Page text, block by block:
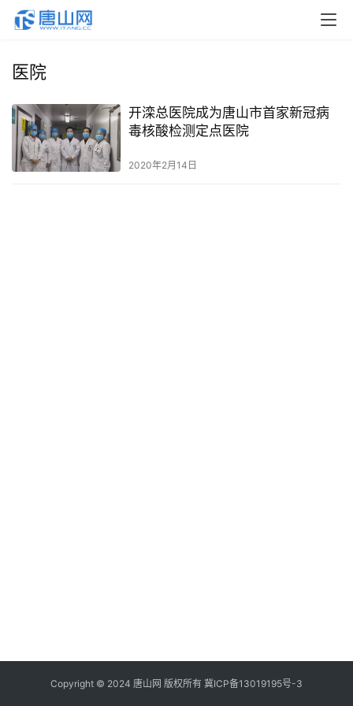
医院
开滦总医院成为唐山市首家新冠病
毒核酸检测定点医院
2020年2月14日
Copyright © 2024 唐山网 版权所有 冀ICP备13019195号-3